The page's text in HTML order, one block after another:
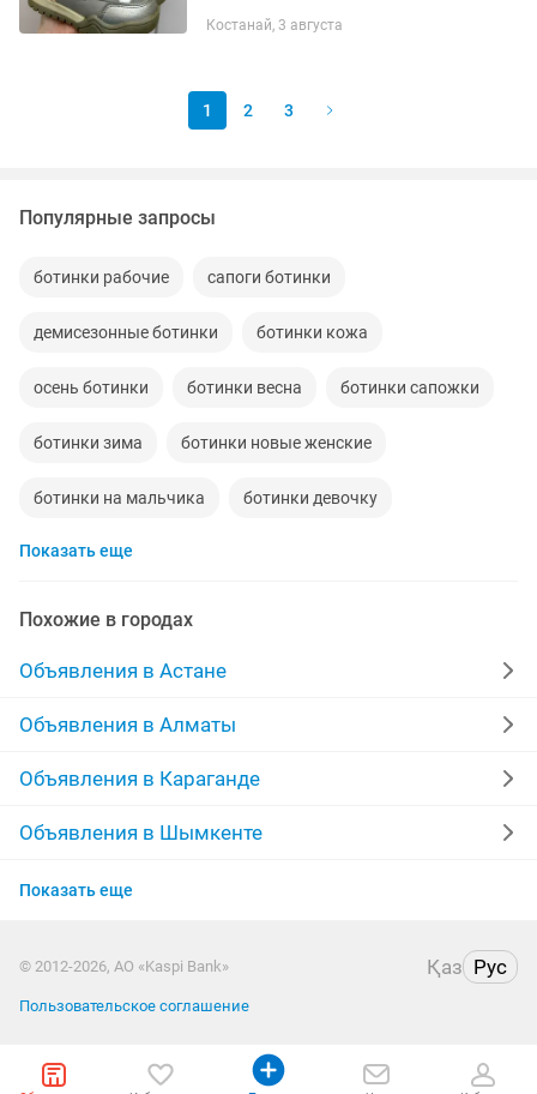
Костанай, 3 августа
1 2 3
Популярные запросы
ботинки рабочие сапоги ботинки
демисезонные ботинки ботинки кожа
осень ботинки ботинки весна ботинки сапожки
ботинки зима ботинки новые женские
ботинки на мальчика ботинки девочку
ботинки на девочку
ботинки зимнии ботинки новые размер
ботинки зимние размер
ботинки ред ботинки бу
Показать еще
Похожие в городах
Объявления в Астане
Объявления в Алматы
Объявления в Караганде
Объявления в Шымкенте
Объявления в Усть-Каменогорске
Объявления в Павлодаре
Показать еще
© 2012-2026, АО «Kaspi Bank» Қаз Рус
Пользовательское соглашение